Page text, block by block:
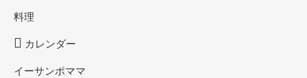
料理
カレンダー
イーサンポママ